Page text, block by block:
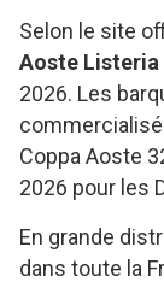
Selon le site
Aoste
2026. Les
Coppa Aoste
2026 pour les
En grande
dans toute la